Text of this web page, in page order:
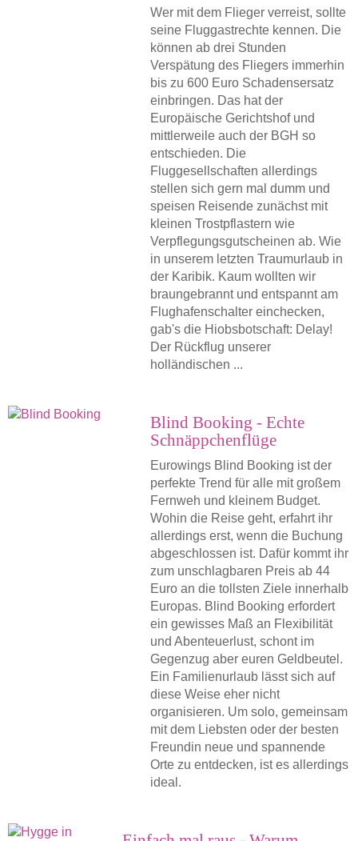
Wer mit dem Flieger verreist, sollte
seine Fluggastrechte kennen. Die
können ab drei Stunden
Verspätung des Fliegers immerhin
bis zu 600 Euro Schadensersatz
einbringen. Das hat der
Europäische Gerichtshof und
mittlerweile auch der BGH so
entschieden. Die
Fluggesellschaften allerdings
stellen sich gern mal dumm und
speisen Reisende zunächst mit
kleinen Trostpflastern wie
Verpflegungsgutscheinen ab. Wie
in unserem letzten Traumurlaub in
der Karibik. Kaum wollten wir
braungebrannt und entspannt am
Flughafenschalter einchecken,
gab's die Hiobsbotschaft: Delay!
Der Rückflug unserer
holländischen ...
Blind Booking - Echte
Schnäppchenflüge
Eurowings Blind Booking ist der
perfekte Trend für alle mit großem
Fernweh und kleinem Budget.
Wohin die Reise geht, erfahrt ihr
allerdings erst, wenn die Buchung
abgeschlossen ist. Dafür kommt ihr
zum unschlagbaren Preis ab 44
Euro an die tollsten Ziele innerhalb
Europas. Blind Booking erfordert
ein gewisses Maß an Flexibilität
und Abenteuerlust, schont im
Gegenzug aber euren Geldbeutel.
Ein Familienurlaub lässt sich auf
diese Weise eher nicht
organisieren. Um solo, gemeinsam
mit dem Liebsten oder der besten
Freundin neue und spannende
Orte zu entdecken, ist es allerdings
ideal.